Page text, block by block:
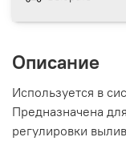
Описание
Используется в
Предназначена
регулировки